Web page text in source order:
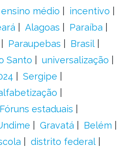
ensino médio
incentivo
Alagoas
Paraíba
Paraupebas
Brasil
Santo
universalização
Sergipe
Fóruns estaduais
Gravatá
Belém
distrito federal